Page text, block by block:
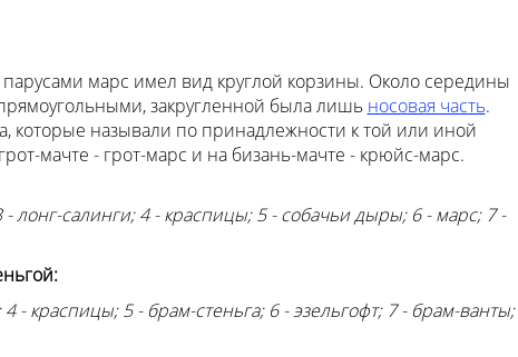
марс имел вид круглой корзины. Около середины
закругленной была лишь носовая часть.
которые называли по принадлежности к той или иной
мачте - грот-марс и на бизань-мачте - крюйс-марс.
- лонг-салинги; 4 - краспицы; 5 - собачьи дыры; 6 - марс; 7 -
- краспицы; 5 - брам-стеньга; 6 - эзельгофт; 7 - брам-ванты;